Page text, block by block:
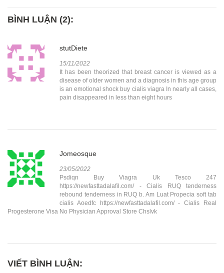
BÌNH LUẬN (2):
stutDiete
15/11/2022
It has been theorized that breast cancer is viewed as a
disease of older women and a diagnosis in this age group
is an emotional shock buy cialis viagra In nearly all cases,
pain disappeared in less than eight hours
Jomeosque
23/05/2022
Psdiqn Buy Viagra Uk Tesco 247
https://newfasttadalafil.com/ - Cialis RUQ tenderness
rebound tenderness in RUQ b. Am Luat Propecia soft tab
cialis Aoedfc https://newfasttadalafil.com/ - Cialis Real
Progesterone Visa No Physician Approval Store Chslvk
VIẾT BÌNH LUẬN: